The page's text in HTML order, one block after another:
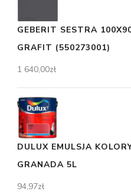
GEBERIT SESTRA
GRAFIT (550273001)
1 640,00zł
DULUX EMULSJA
GRANADA 5L
94,97zł